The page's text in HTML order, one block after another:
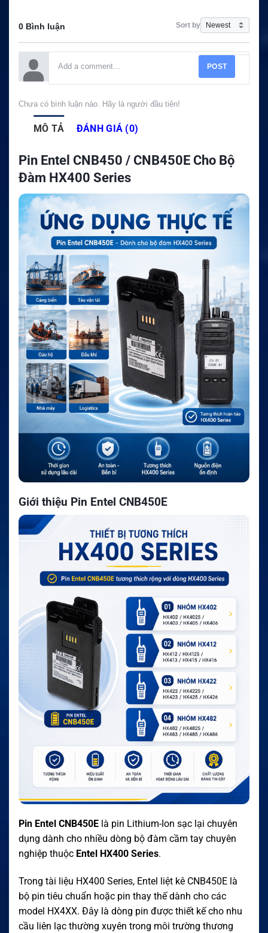
0 Bình luận Sort by
POST
Chưa có bình luận nào. Hãy là người đầu tiên!
MÔ TẢ ĐÁNH GIÁ (0)
Pin Entel CNB450 / CNB450E Cho Bộ
Đàm HX400 Series
Giới thiệu Pin Entel CNB450E
Pin Entel CNB450E là pin Lithium-Ion sạc lại chuyên
dụng dành cho nhiều dòng bộ đàm cầm tay chuyên
nghiệp thuộc Entel HX400 Series.
Trong tài liệu HX400 Series, Entel liệt kê CNB450E là
bộ pin tiêu chuẩn hoặc pin thay thế dành cho các
model HX4XX. Đây là dòng pin được thiết kế cho nhu
cầu liên lạc thường xuyên trong môi trường thương